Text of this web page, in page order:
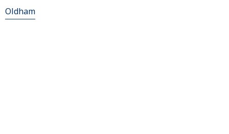
Oldham